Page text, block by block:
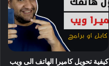
كيفية تحويل كاميرا الهاتف الى ويب